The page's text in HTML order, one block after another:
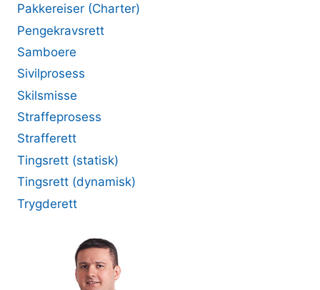
Pakkereiser (Charter)
Pengekravsrett
Samboere
Sivilprosess
Skilsmisse
Straffeprosess
Strafferett
Tingsrett (statisk)
Tingsrett (dynamisk)
Trygderett